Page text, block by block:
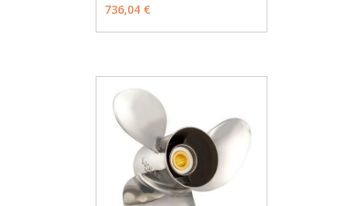
736,04 €